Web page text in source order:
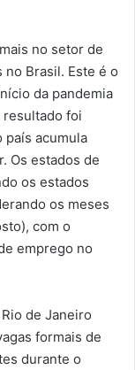
no setor de
Brasil. Este é o
da pandemia
resultado foi
país acumula
Os estados de
os estados
os meses
com o
emprego no
de Janeiro
formais de
durante o